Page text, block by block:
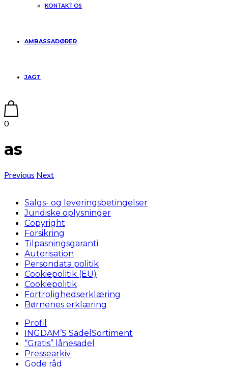
KONTAKT OS
AMBASSADØRER
JAGT
0
as
Previous Next
Salgs- og leveringsbetingelser
Juridiske oplysninger
Copyright
Forsikring
Tilpasningsgaranti
Autorisation
Persondata politik
Cookiepolitik (EU)
Cookiepolitik
Fortrolighedserklæring
Børnenes erklæring
Profil
INGDAM’S SadelSortiment
“Gratis” lånesadel
Pressearkiv
Gode råd